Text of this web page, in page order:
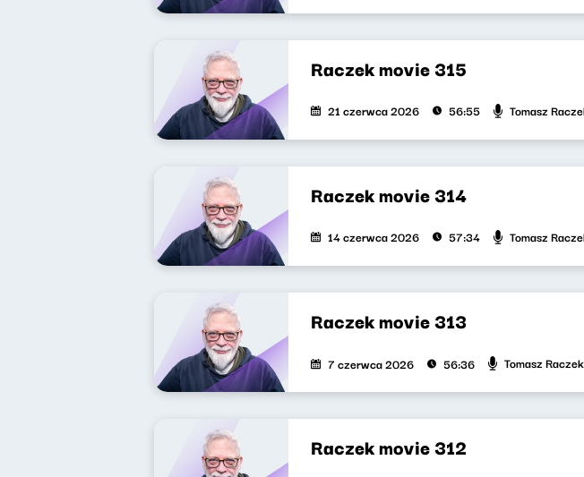
Raczek movie 315
21 czerwca 2026 56:55 Tomasz
Raczek movie 314
14 czerwca 2026 57:34 Tomasz
Raczek movie 313
7 czerwca 2026 56:36 Tomasz Raczek
Raczek movie 312